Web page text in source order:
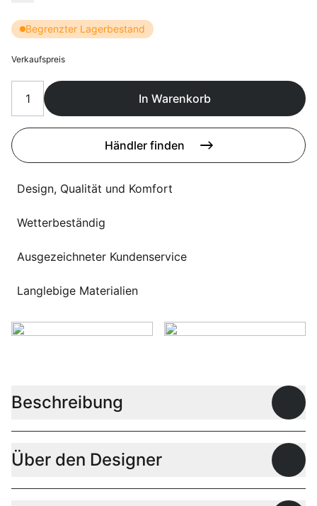
Begrenzter Lagerbestand
Verkaufspreis
In Warenkorb
Händler finden
Design, Qualität und Komfort
Wetterbeständig
Ausgezeichneter Kundenservice
Langlebige Materialien
Beschreibung
Über den Designer